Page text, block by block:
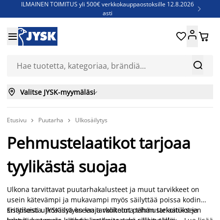
ILMAINEN TOIMITUS yli 500€ verkkokauppaostoksille 12.8.2026
asti

Jenkkisänkyjä - Säästä jopa 60%


 
 Valitse JYSK-myymäläsi
Etusivu  Puutarha  Ulkosäilytys
Pehmustelaatikot tarjoaa
tyylikästä suojaa
Ulkona tarvittavat puutarhakalusteet ja muut tarvikkeet on
usein kätevämpi ja mukavampi myös säilyttää poissa kodin
sisätiloista. JYSKissä on laaja valikoima tähän tarkoitukseen
Erityisesti ulkosäilytykseen tarkoitetut pehmustelaatikot ja